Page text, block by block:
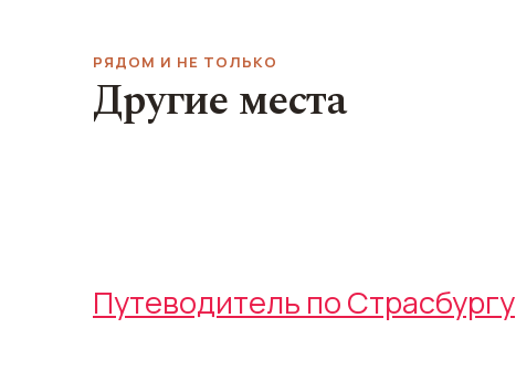
РЯДОМ И НЕ ТОЛЬКО
Другие места
Соборная Площадь
Путеводитель по Страсбургу